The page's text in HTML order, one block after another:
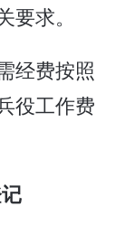
求。
经费按照
役工作费